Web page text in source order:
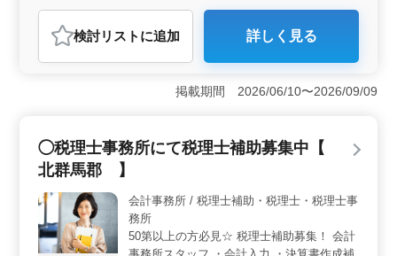
おすすめポイント
＜幅広い車種に対応した整備工場＞ 国産車から外車ま
で、様々な車種の整備を行います。車検や一般整備、さ
らにはカスタム作業も取り扱い、メルセデスやアウデ
ィ、トヨタやホンダなど、幅広い車種に対応していま
の経験豊富な方々のご応募を歓迎しています。お車に関
する知識や技術を活かし、専門性を高めながら、充実し
た職場環境で活躍しませんか？車好きの方、整備のプロ
フェッショナルを求めています。 ＜安心の福利厚生
と働きやすさ＞ 年収は360万円から520万円まで幅広
く、交通費や通勤手当などの福利厚生が充実していま
す。雇用や労災、健康管理、厚生面もしっかりサポート
検討リスト に追加 詳しく見る
掲載期間 2026/06/10〜2026/09/09
◯税理士事務所にて税理士補助募集中【
北群馬郡 】
会計事務所 / 税理士補助・税理士・税理士事
務所
50第以上の方必見☆ 税理士補助募集！ 会計